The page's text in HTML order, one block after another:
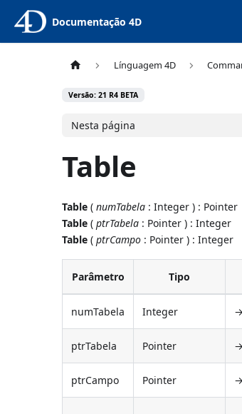
Documentação 4D
Línguagem 4D
Versão: 21 R4 BETA
Nesta página
Table
Table (numTabela : Integer ) : Pointer
Table (ptrTabela : Pointer ) : Integer
Table (ptrCampo : Pointer ) : Integer
Parâmetro Tipo
numTabela Integer →
ptrTabela Pointer →
ptrCampo Pointer →